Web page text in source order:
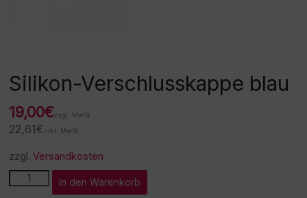
Silikon-Verschlusskappe blau
19,00€zzgl. MwSt.
22,61€ inkl. MwSt.
zzgl.Versandkosten
Silikon-
Verschlusskappe
In den Warenkorb
l